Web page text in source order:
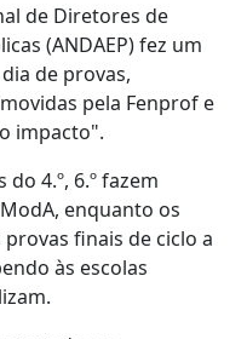
de Diretores de
(ANDAEP) fez um
de provas,
pela Fenprof e
impacto".
4.º, 6.º fazem
enquanto os
finais de ciclo a
às escolas